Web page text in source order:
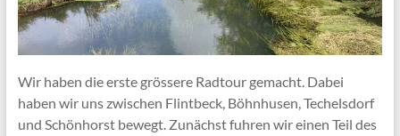
Wir haben die erste grössere Radtour gemacht. Dabei
haben wir uns zwischen Flintbeck, Böhnhusen, Techelsdorf
und Schönhorst bewegt. Zunächst fuhren wir einen Teil des